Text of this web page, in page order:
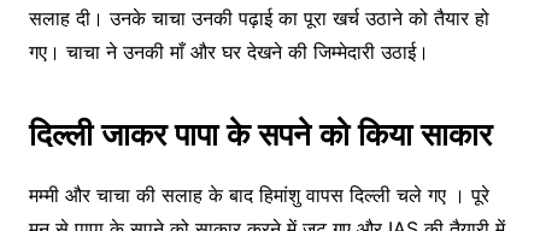
सलाह दी। उनके चाचा उनकी पढ़ाई का पूरा खर्च उठाने को तैयार हो
गए। चाचा ने उनकी माँ और घर देखने की जिम्मेदारी उठाई।
दिल्ली जाकर पापा के सपने को किया साकार
मम्मी और चाचा की सलाह के बाद हिमांशु वापस दिल्ली चले गए । पूरे